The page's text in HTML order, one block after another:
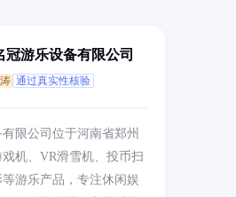
冠游乐设备有限公司
通过真实性核验
限公司位于河南省郑州
机、VR滑雪机、投币扫
游乐产品，专注休闲娱